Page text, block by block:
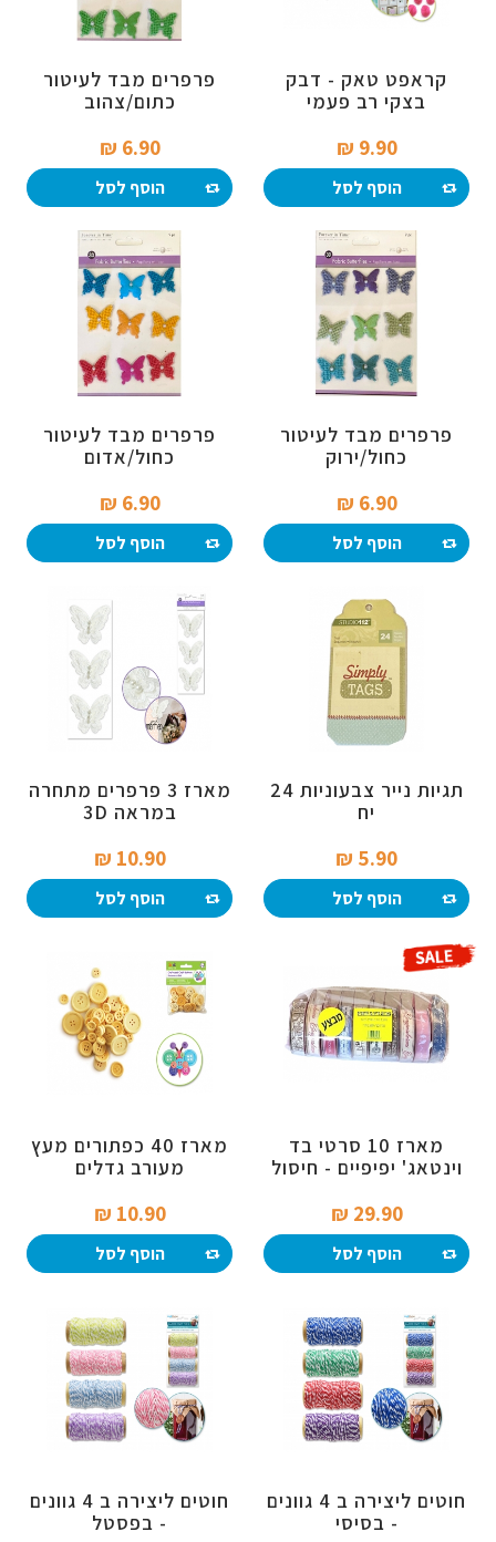
קראפט טאק - דבק
בצקי רב פעמי
9.90 ₪‎
הוסף לסל
פרפרים מבד לעיטור
כתום/צהוב
6.90 ₪‎
הוסף לסל
פרפרים מבד לעיטור
כחול/ירוק
6.90 ₪‎
הוסף לסל
פרפרים מבד לעיטור
כחול/אדום
6.90 ₪‎
הוסף לסל
תגיות נייר צבעוניות 24
יח
5.90 ₪‎
הוסף לסל
מארז 3 פרפרים מתחרה
במראה 3D
10.90 ₪‎
הוסף לסל
מארז 10 סרטי בד
וינטאג' יפיפיים - חיסול
29.90 ₪‎
הוסף לסל
מארז 40 כפתורים מעץ
מעורב גדלים
10.90 ₪‎
הוסף לסל
חוטים ליצירה ב 4 גוונים
- בסיסי
חוטים ליצירה ב 4 גוונים
- בפסטל